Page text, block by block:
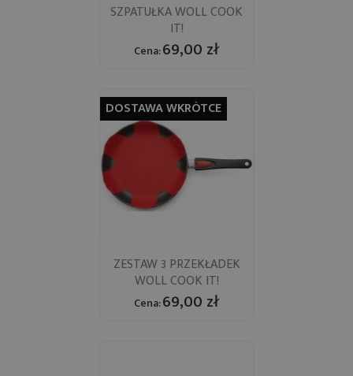
SZPATUŁKA WOLL COOK
IT!
Cena:69,00 zł
ZESTAW 3 PRZEKŁADEK
WOLL COOK IT!
Cena:69,00 zł
DOSTAWA WKRÓTCE